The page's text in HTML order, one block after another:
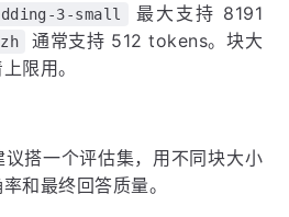
3-small
最大支持 8191
通常支持 512 tokens。块大
限用。
搭一个评估集，用不同块大小
和最终回答质量。